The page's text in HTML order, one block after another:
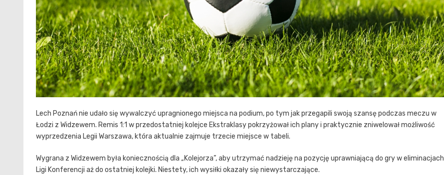
Lech Poznań nie udało się wywalczyć upragnionego miejsca na podium, po tym jak przegapili swoją szansę podczas meczu w
Łodzi z Widzewem. Remis 1:1 w przedostatniej kolejce Ekstraklasy pokrzyżował ich plany i praktycznie zniwelował możliwość
wyprzedzenia Legii Warszawa, która aktualnie zajmuje trzecie miejsce w tabeli.
Wygrana z Widzewem była koniecznością dla „Kolejorza”, aby utrzymać nadzieję na pozycję uprawniającą do gry w eliminacjach
Ligi Konferencji aż do ostatniej kolejki. Niestety, ich wysiłki okazały się niewystarczające.